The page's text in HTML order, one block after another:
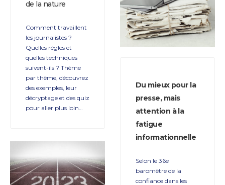
de la nature
Comment travaillent
les journalistes ?
Quelles règles et
quelles techniques
suivent-ils ? Thème
par thème, découvrez
des exemples, leur
décryptage et des quiz
pour aller plus loin…
Du mieux pour la
presse, mais
attention à la
fatigue
informationnelle
Selon le 36e
baromètre de la
confiance dans les